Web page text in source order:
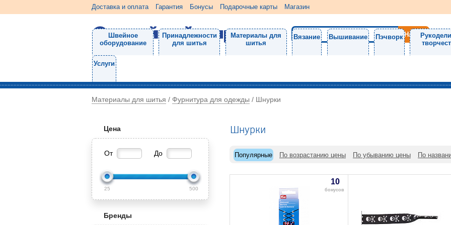
Доставка и оплата Гарантия Бонусы Подарочные карты Магазин
Швейное
оборудование
Принадлежности
для шитья
Материалы для
шитья
Вязание Вышивание Пэчворк
Услуги
Материалы для шитья / Фурнитура для одежды / Шнурки
Цена
От До
25 500
Бренды
Шнурки
Популярные По возрастанию цены По убыванию цены По
10
бонусов